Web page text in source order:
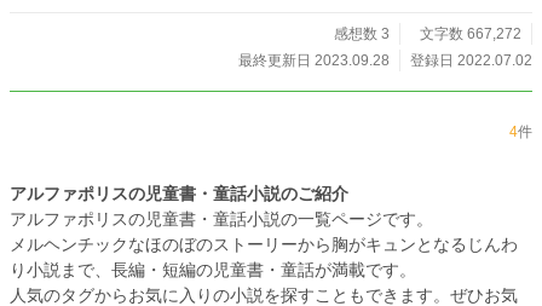
冒険の記録は、今、ここから綴られ始める。 《この小説の見
どころ》 ①可愛いらしい登場人物 見習い錬金術士のゆるふわ
に囲まれ、ゆったり流れる物語。読了後、「ほわっとした気
きいてます！ ゆるふわの中に時折現れるスパイシーな展開。
そして時々ミステリー。 ④魅力ある錬成アイテム 錬金術士の
醍醐味！それは錬成アイテムにあり。魅力あるアイテムを活
用して冒険していきます。 ◾️第３章完結！現在第４章執筆中
です。 ◾️この小説は小説家になろう、カクヨムでも連載して
います。 ◾️作者以外による小説の無断転載を禁止していま
感想数 3
文字数 667,272
最終更新日 2023.09.28
登録日 2022.07.02
4件
アルファポリスの児童書・童話小説のご紹介
アルファポリスの児童書・童話小説の一覧ページです。
メルヘンチックなほのぼのストーリーから胸がキュンとなるじんわ
り小説まで、長編・短編の児童書・童話が満載です。
人気のタグからお気に入りの小説を探すこともできます。ぜひお気